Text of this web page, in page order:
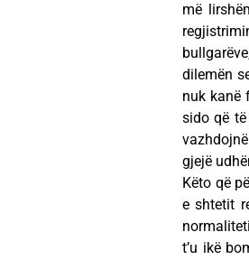
më
dilemën
nuk kanë
sido që
gjejë
Këto që
e shtetit
t’u ikë